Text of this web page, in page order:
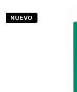
NUEVO